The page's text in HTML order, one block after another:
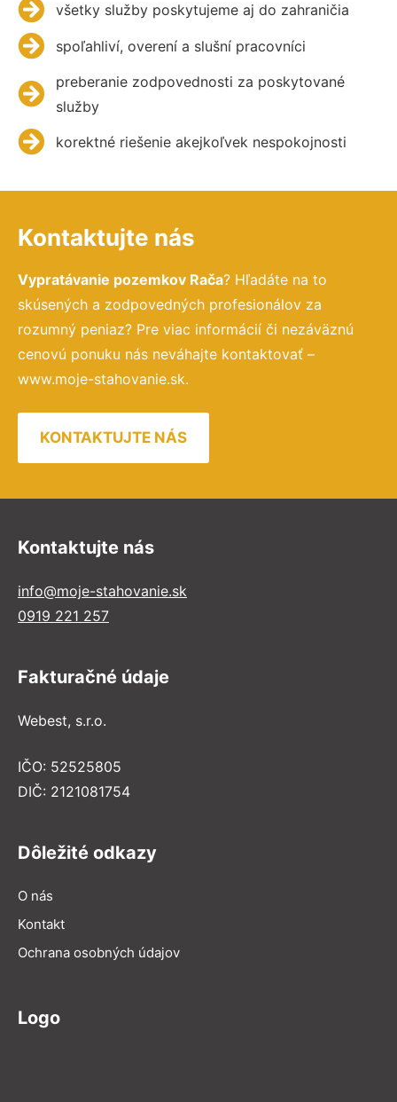
všetky služby poskytujeme aj do zahraničia
spoľahliví, overení a slušní pracovníci
preberanie zodpovednosti za poskytované
služby
korektné riešenie akejkoľvek nespokojnosti
Kontaktujte nás
Vypratávanie pozemkov Rača? Hľadáte na to
skúsených a zodpovedných profesionálov za
rozumný peniaz? Pre viac informácií či nezáväznú
cenovú ponuku nás neváhajte kontaktovať –
www.moje-stahovanie.sk.
KONTAKTUJTE NÁS
Kontaktujte nás
info@moje-stahovanie.sk
0919 221 257
Fakturačné údaje
Webest, s.r.o.
IČO: 52525805
DIČ: 2121081754
Dôležité odkazy
O nás
Kontakt
Ochrana osobných údajov
Logo